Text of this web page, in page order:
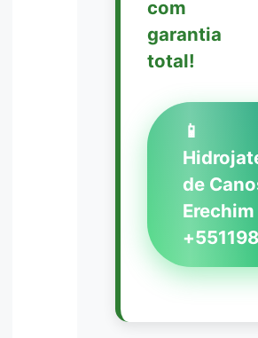
com
garantia
total!
📱
de
Erechim